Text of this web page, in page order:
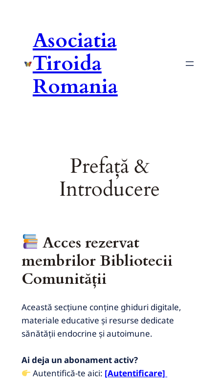
Asociatia
Tiroida
Romania
Prefață &
Introducere
Acces rezervat
membrilor Bibliotecii
Comunității
Această secțiune conține ghiduri digitale,
materiale educative și resurse dedicate
sănătății endocrine și autoimune.
Ai deja un abonament activ?
Autentifică-te aici: [Autentificare]